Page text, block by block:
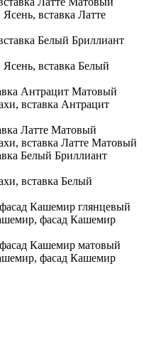
вставка Латте
вставка Белый
вставка Антрацит
вставка Латте Матовый
вставка Белый
фасад Кашемир
фасад Кашемир